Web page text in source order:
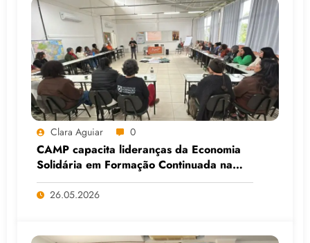
Clara Aguiar 0
CAMP capacita lideranças da Economia
Solidária em Formação Continuada na
Faculdade do Assentamento do MST, em
Viamão (RS)
26.05.2026